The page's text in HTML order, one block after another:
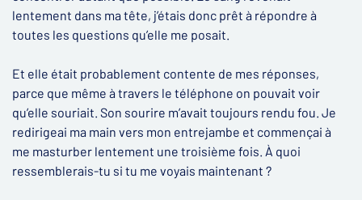
lentement dans ma tête, j’étais donc prêt à répondre à
toutes les questions qu’elle me posait.
Et elle était probablement contente de mes réponses,
parce que même à travers le téléphone on pouvait voir
qu’elle souriait. Son sourire m’avait toujours rendu fou. Je
redirigeai ma main vers mon entrejambe et commençai à
me masturber lentement une troisième fois. À quoi
ressemblerais-tu si tu me voyais maintenant ?